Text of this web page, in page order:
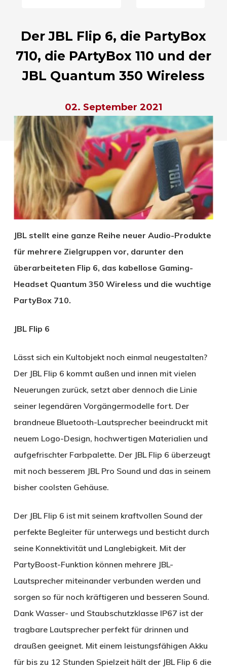
Der JBL Flip 6, die PartyBox
710, die PArtyBox 110 und der
JBL Quantum 350 Wireless
02. September 2021
JBL stellt eine ganze Reihe neuer Audio-Produkte
für mehrere Zielgruppen vor, darunter den
überarbeiteten Flip 6, das kabellose Gaming-
Headset Quantum 350 Wireless und die wuchtige
PartyBox 710.
JBL Flip 6
Lässt sich ein Kultobjekt noch einmal neugestalten?
Der JBL Flip 6 kommt außen und innen mit vielen
Neuerungen zurück, setzt aber dennoch die Linie
seiner legendären Vorgängermodelle fort. Der
brandneue Bluetooth-Lautsprecher beeindruckt mit
neuem Logo-Design, hochwertigen Materialien und
aufgefrischter Farbpalette. Der JBL Flip 6 überzeugt
mit noch besserem JBL Pro Sound und das in seinem
bisher coolsten Gehäuse.
Der JBL Flip 6 ist mit seinem kraftvollen Sound der
perfekte Begleiter für unterwegs und besticht durch
seine Konnektivität und Langlebigkeit. Mit der
PartyBoost-Funktion können mehrere JBL-
Lautsprecher miteinander verbunden werden und
sorgen so für noch kräftigeren und besseren Sound.
Dank Wasser- und Staubschutzklasse IP67 ist der
tragbare Lautsprecher perfekt für drinnen und
draußen geeignet. Mit einem leistungsfähigen Akku
für bis zu 12 Stunden Spielzeit hält der JBL Flip 6 die